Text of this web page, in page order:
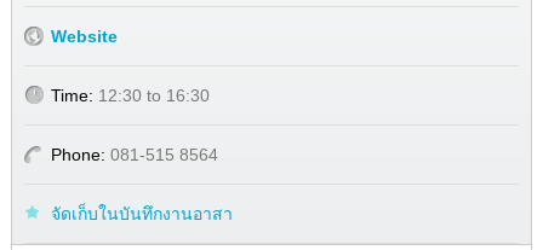
Website
Time: 12:30 to 16:30
Phone: 081-515 8564
จัดเก็บในบันทึกงานอาสา